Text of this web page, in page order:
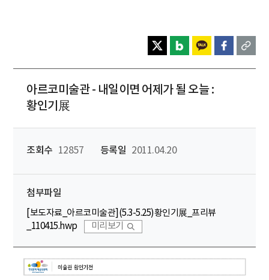
아르코미술관 - 내일이면 어제가 될 오늘 :
황인기展
조회수 12857 등록일 2011.04.20
첨부파일
[보도자료_아르코미술관](5.3-5.25)황인기展_프리뷰
_110415.hwp
미리보기